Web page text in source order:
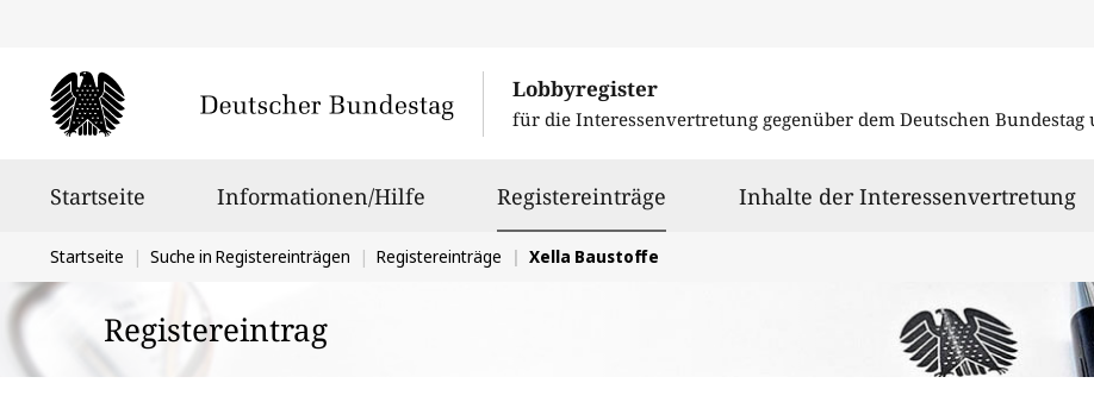
Lobbyregister
für die Interessenvertretung gegenüber dem Deutschen
Startseite Informationen/Hilfe Registereinträge ausgewähltInhalte der Interessenvertretung
Sie
befinden
sich
hier:
Startseite Suche in Registereinträgen Registereinträge Xella Baustoffe
Registereintrag